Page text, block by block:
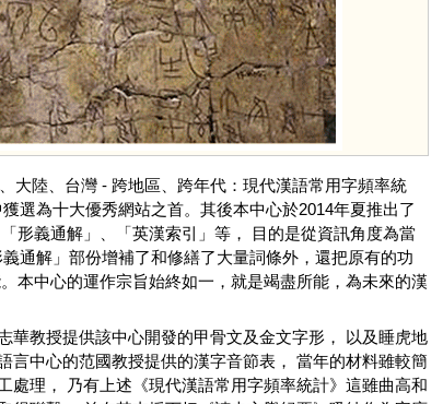
大陸、台灣 - 跨地區、跨年代：現代漢語常用字頻率統
選為十大優秀網站之首。其後本中心於2014年夏推出了
形義通解」、「英漢索引」等， 目的是從資訊角度為當
通解」部份增補了和修繕了大量詞條外，還把原有的功
本中心的運作宗旨始終如一，就是竭盡所能，為未來的漢
教授提供該中心開發的甲骨文及金文字形， 以及睡虎地
中心的范國教授提供的漢字音節表， 當年的材料雖較簡
理， 乃有上述《現代漢語常用字頻率統計》這雖曲高和